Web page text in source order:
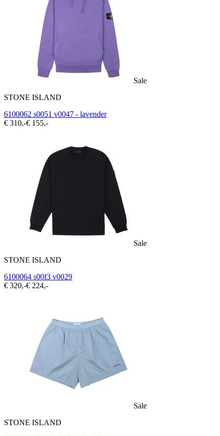
Sale
STONE ISLAND
6100062 s0051 v0047 - lavender
€ 310,-€ 155,-
Sale
STONE ISLAND
6100064 s00f3 v0029
€ 320,-€ 224,-
Sale
STONE ISLAND